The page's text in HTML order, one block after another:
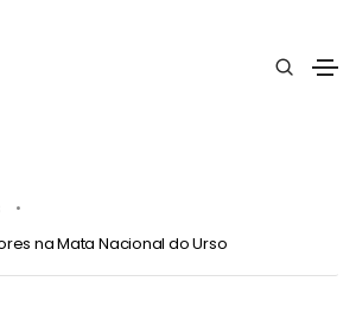
na Mata Nacional do Urso